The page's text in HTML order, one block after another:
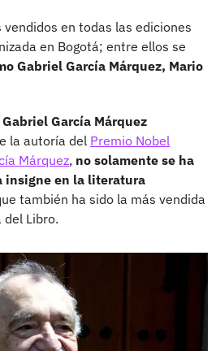
en todas las ediciones
en Bogotá; entre ellos se
Gabriel García Márquez, Mario
García Márquez
la autoría del Premio Nobel
Márquez, no solamente se ha
insigne en la literatura
también ha sido la más vendida
Libro.